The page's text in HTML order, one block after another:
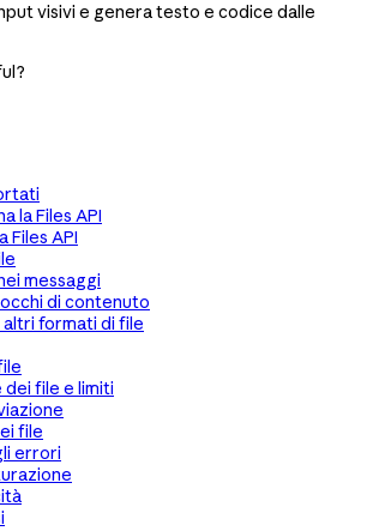
visivi e genera testo e codice dalle
la Files API
Files API
messaggi
di contenuto
formati di file
file e limiti
file
errori